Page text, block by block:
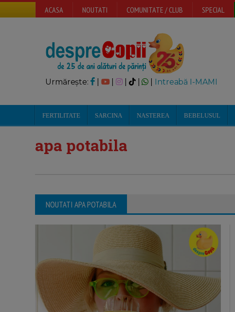
ACASA NOUTATI COMUNITATE / CLUB SPECIAL
Urmărește: | | Intreabă I-MAMI
FERTILITATE SARCINA NASTEREA BEBELUSUL
apa potabila
NOUTATI APA POTABILA